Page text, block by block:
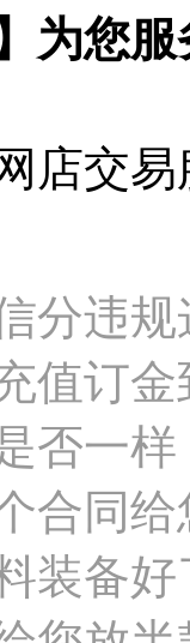
为您服
店交
分违
值订
否一
合同
装备